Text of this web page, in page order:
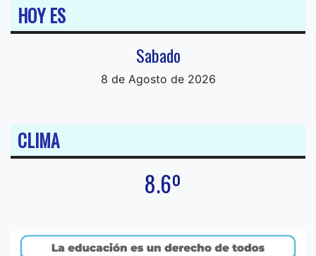
HOY ES
Sabado
8 de Agosto de 2026
CLIMA
8.6º